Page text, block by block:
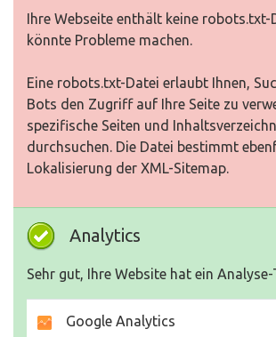
Ihre Webseite enthält keine robots.txt-
könnte Probleme machen.
Eine robots.txt-Datei erlaubt Ihnen,
Bots den Zugriff auf Ihre Seite zu
spezifische Seiten und
durchsuchen. Die Datei bestimmt
Lokalisierung der XML-Sitemap.
Analytics
Sehr gut, Ihre Website hat ein
Google Analytics